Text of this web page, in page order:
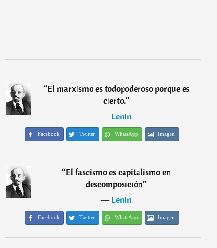
“El marxismo es todopoderoso porque es
cierto.”
―Lenin
Facebook Twitter WhatsApp Imagen
“El fascismo es capitalismo en
descomposición”
―Lenin
Facebook Twitter WhatsApp Imagen